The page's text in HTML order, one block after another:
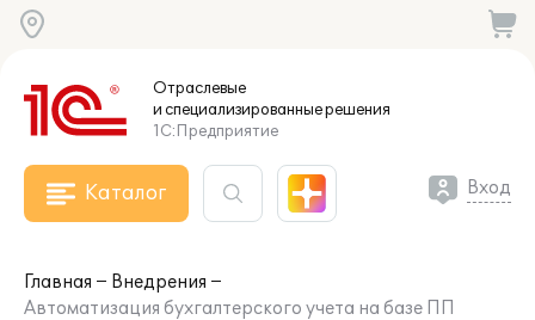
Отраслевые
и специализированныерешения
1С:Предприятие
Каталог Вход
Главная
Внедрения
Автоматизация бухгалтерского учета на базе ПП